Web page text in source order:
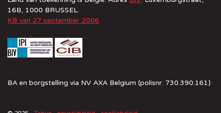
16B, 1000 BRUSSEL.
KB van 27 september 2006
BA en borgstelling via NV AXA Belgium (polisnr. 730.390.161)